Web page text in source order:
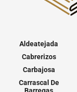
Aldeatejada
Cabrerizos
Carbajosa
Carrascal De